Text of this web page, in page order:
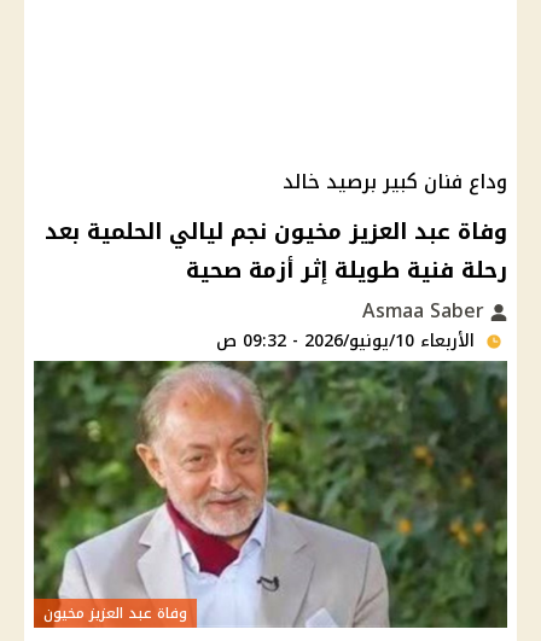
وداع فنان كبير برصيد خالد
وفاة عبد العزيز مخيون نجم ليالي الحلمية بعد
رحلة فنية طويلة إثر أزمة صحية
الأربعاء 10/يونيو/2026 - 09:32 ص
وفاة عبد العزيز مخيون